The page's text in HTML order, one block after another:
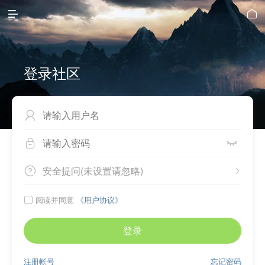
 
登录社区

 
 
安全提问(未设置请忽略)
 阅读并同意 《用户协议》
登录
忘记密码
注册帐号